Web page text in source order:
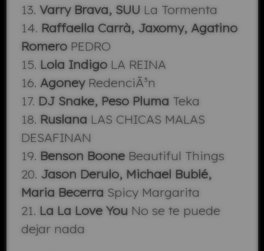
13. Varry Brava, SUU La Tormenta
14. Raffaella Carrà, Jaxomy, Agatino
RomeroPEDRO
15. Lola IndigoLA REINA
16. AgoneyRedenciÃ³n
17. DJ Snake, Peso Pluma Teka
18. Ruslana LAS CHICAS MALAS
DESAFINAN
19. Benson BooneBeautiful Things
20. Jason Derulo, Michael Bublé,
Maria Becerra Spicy Margarita
21. La La Love You No se te puede
dejar nada